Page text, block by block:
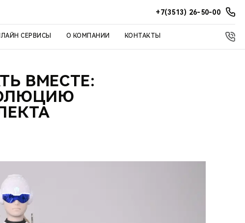
+7(3513) 26-50-00
СЕРВИСЫ О КОМПАНИИ КОНТАКТЫ
ВМЕСТЕ: